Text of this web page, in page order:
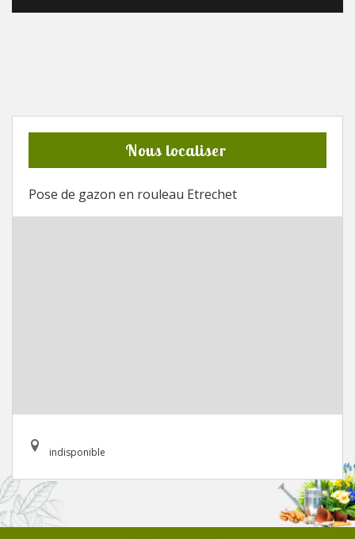
Nous localiser
Pose de gazon en rouleau Etrechet
indisponible